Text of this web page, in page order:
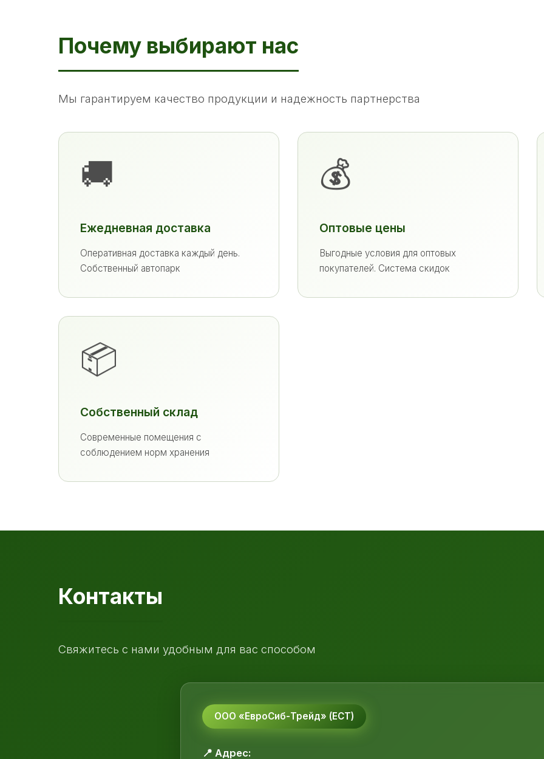
Почему выбирают нас
Мы гарантируем качество продукции и надежность партнерства
🚚
Ежедневная доставка
Оперативная доставка каждый день.
Собственный автопарк
💰
Оптовые цены
Выгодные условия для оптовых
покупателей. Система скидок
📦
Собственный склад
Современные помещения с
соблюдением норм хранения
Контакты
Свяжитесь с нами удобным для вас способом
ООО «ЕвроСиб-Трейд» (ЕСТ)
📍 Адрес: